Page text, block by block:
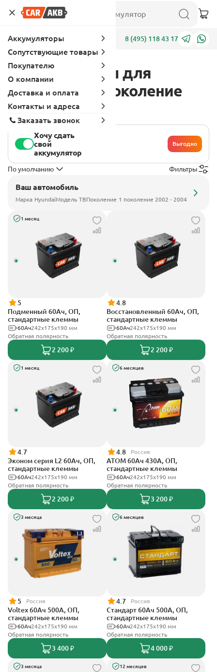
Адреса 8 (495) 118 43 17
Аккумуляторы для
Hyundai TB 1 поколение
2002 - 2004
Хочу сдать
свой
аккумулятор
Выгодно
По умолчанию Фильтры
Ваш автомобиль
Марка HyundaiМодель TBПоколение 1 поколение 2002 - 2004
1 месяц
5
Подменный 60Ач, ОП,
стандартные клеммы
242х175х190 мм
60Ач
Обратная полярность
2 200 ₽
4.8
Восстановленный 60Ач, ОП,
стандартные клеммы
242х175х190 мм
60Ач
Обратная полярность
2 200 ₽
1 месяц
4.7
Эконом серия L2 60Ач, ОП,
стандартные клеммы
242х175х190 мм
60Ач
Обратная полярность
2 200 ₽
6 месяцев
4.8 Россия
АТОМ 60Ач 430А, ОП,
стандартные клеммы
242х175х190 мм
60Ач
Обратная полярность
3 200 ₽
3 месяца
5 Россия
Voltex 60Ач 500А, ОП,
стандартные клеммы
242х175х190 мм
60Ач
Обратная полярность
3 400 ₽
6 месяцев
4.7 Россия
Стандарт 60Ач 500А, ОП,
стандартные клеммы
242x175x190 мм
60Ач
Обратная полярность
4 000 ₽
3 месяца 12 месяцев
Аккумуляторы
Сопутствующие товары
Покупателю
О компании
Доставка и оплата
Контакты и адреса
Заказать звонок